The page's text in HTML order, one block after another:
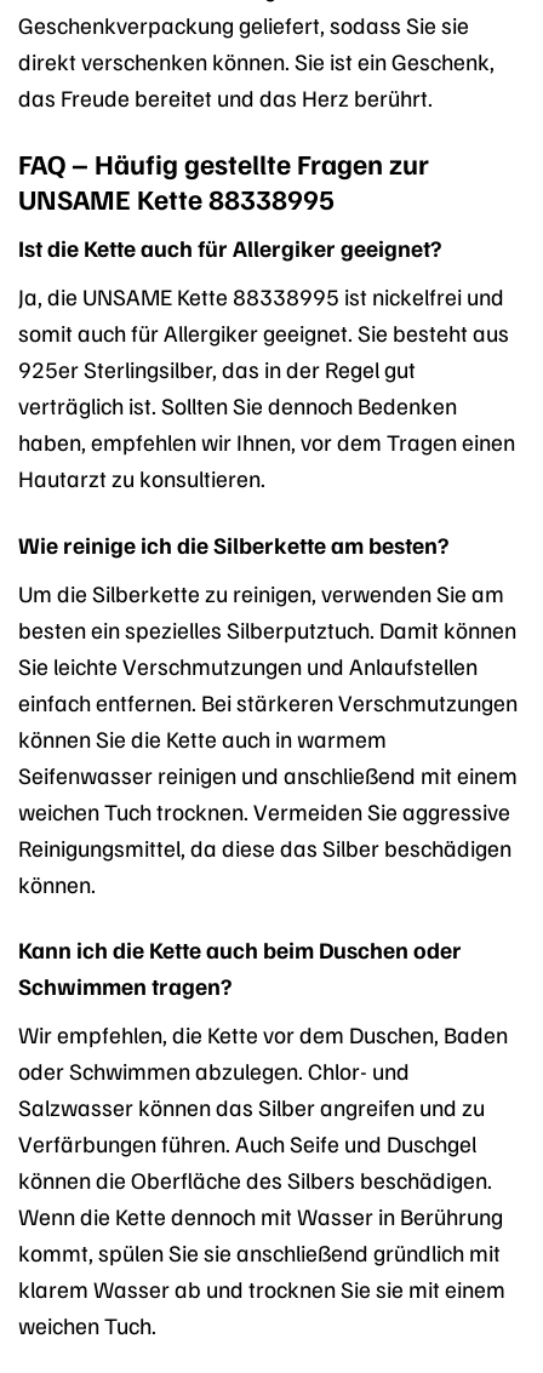
Geschenkverpackung geliefert, sodass Sie sie
direkt verschenken können. Sie ist ein Geschenk,
das Freude bereitet und das Herz berührt.
FAQ – Häufig gestellte Fragen zur
UNSAME Kette 88338995
Ist die Kette auch für Allergiker geeignet?
Ja, die UNSAME Kette 88338995 ist nickelfrei und
somit auch für Allergiker geeignet. Sie besteht aus
925er Sterlingsilber, das in der Regel gut
verträglich ist. Sollten Sie dennoch Bedenken
haben, empfehlen wir Ihnen, vor dem Tragen einen
Hautarzt zu konsultieren.
Wie reinige ich die Silberkette am besten?
Um die Silberkette zu reinigen, verwenden Sie am
besten ein spezielles Silberputztuch. Damit können
Sie leichte Verschmutzungen und Anlaufstellen
einfach entfernen. Bei stärkeren Verschmutzungen
können Sie die Kette auch in warmem
Seifenwasser reinigen und anschließend mit einem
weichen Tuch trocknen. Vermeiden Sie aggressive
Reinigungsmittel, da diese das Silber beschädigen
können.
Kann ich die Kette auch beim Duschen oder
Schwimmen tragen?
Wir empfehlen, die Kette vor dem Duschen, Baden
oder Schwimmen abzulegen. Chlor- und
Salzwasser können das Silber angreifen und zu
Verfärbungen führen. Auch Seife und Duschgel
können die Oberfläche des Silbers beschädigen.
Wenn die Kette dennoch mit Wasser in Berührung
kommt, spülen Sie sie anschließend gründlich mit
klarem Wasser ab und trocknen Sie sie mit einem
weichen Tuch.